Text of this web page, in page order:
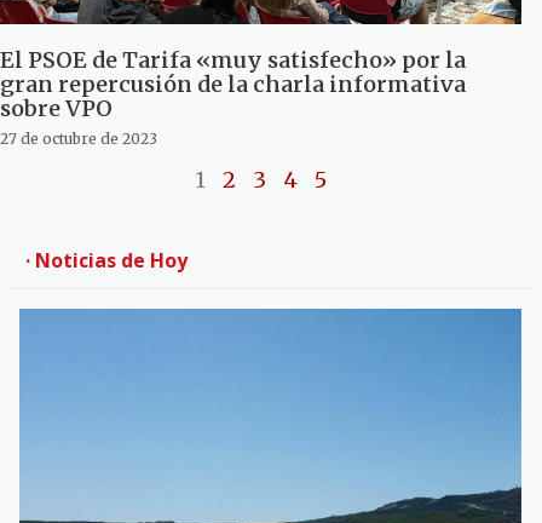
El PSOE de Tarifa «muy satisfecho» por la
gran repercusión de la charla informativa
sobre VPO
27 de octubre de 2023
1 2 3 4 5
· Noticias de Hoy